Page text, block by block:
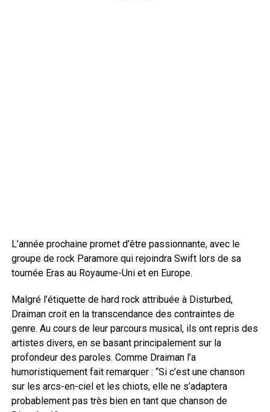
L’année prochaine promet d’être passionnante, avec le
groupe de rock Paramore qui rejoindra Swift lors de sa
tournée Eras au Royaume-Uni et en Europe.
Malgré l’étiquette de hard rock attribuée à Disturbed,
Draiman croit en la transcendance des contraintes de
genre. Au cours de leur parcours musical, ils ont repris des
artistes divers, en se basant principalement sur la
profondeur des paroles. Comme Draiman l’a
humoristiquement fait remarquer : “Si c’est une chanson
sur les arcs-en-ciel et les chiots, elle ne s’adaptera
probablement pas très bien en tant que chanson de